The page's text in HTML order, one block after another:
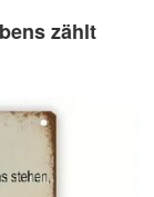
zählt